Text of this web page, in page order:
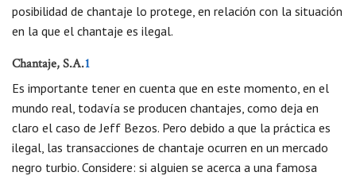
posibilidad de chantaje lo protege, en relación con la situación
en la que el chantaje es ilegal.
Chantaje, S.A.1
Es importante tener en cuenta que en este momento, en el
mundo real, todavía se producen chantajes, como deja en
claro el caso de Jeff Bezos. Pero debido a que la práctica es
ilegal, las transacciones de chantaje ocurren en un mercado
negro turbio. Considere: si alguien se acerca a una famosa